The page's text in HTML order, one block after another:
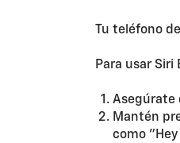
Tu teléfono
Para usar
Asegúrate
Mantén
como "Hey